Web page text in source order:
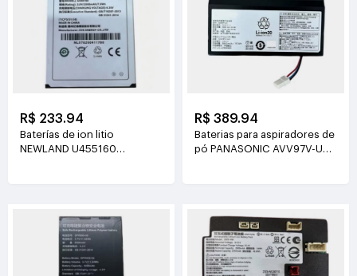
R$ 233.94
Baterías de ion litio
NEWLAND U455160
R$ 389.94
Baterias para aspiradores de
pó PANASONIC AVV97V-U3